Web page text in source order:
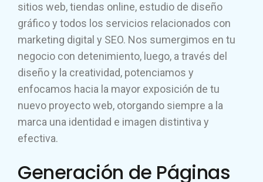
sitios web, tiendas online, estudio de diseño
gráfico y todos los servicios relacionados con
marketing digital y SEO. Nos sumergimos en tu
negocio con detenimiento, luego, a través del
diseño y la creatividad, potenciamos y
enfocamos hacia la mayor exposición de tu
nuevo proyecto web, otorgando siempre a la
marca una identidad e imagen distintiva y
efectiva.
Generación de Páginas